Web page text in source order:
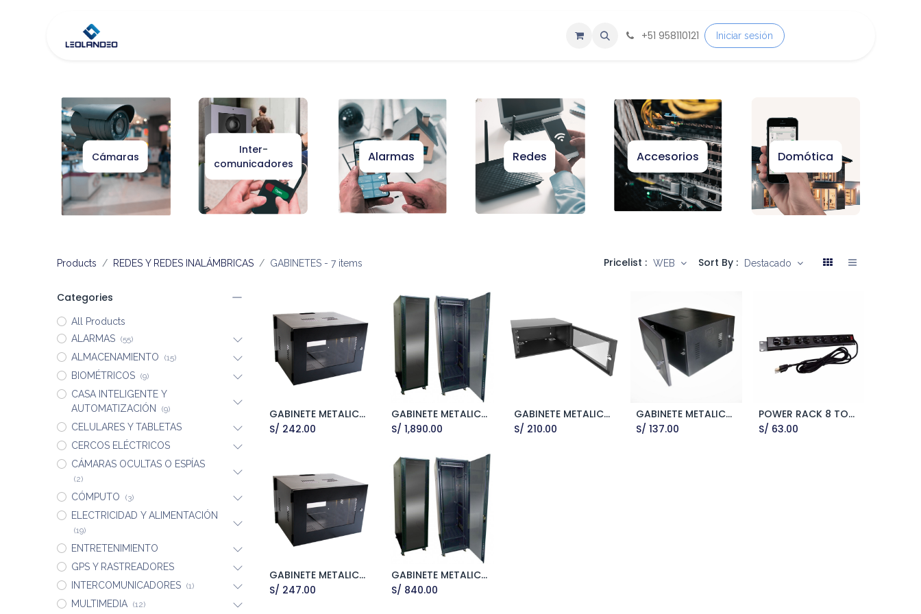
+51 958110121 Iniciar sesión
Cámaras
Inter-
comunicadores
Alarmas Redes Accesorios Domótica
Products REDES Y REDES INALÁMBRICAS GABINETES- 7 items Pricelist : WEB Sort By : Destacado
Categories
All Products
ALARMAS
(55)
ALMACENAMIENTO (15)
BIOMÉTRICOS (9)
CASA INTELIGENTE Y
AUTOMATIZACIÓN
(9)
CELULARES Y TABLETAS
CERCOS ELÉCTRICOS
CÁMARAS OCULTAS O ESPÍAS
(2)
CÓMPUTO (3)
ELECTRICIDAD Y ALIMENTACIÓN
(19)
ENTRETENIMIENTO
GPS Y RASTREADORES
INTERCOMUNICADORES
(1)
MULTIMEDIA (12)
Add to Cart
GABINETE METALICO PARA PARED 8RU
S/ 242.00
Add to Cart
GABINETE METALICO DE PISO 32RU
S/1,890.00
Add to Cart
GABINETE METALICO PARA PARED 6RU
S/ 210.00
Add to Cart
GABINETE METALICO PARA PARED 4RU
S/137.00
Add to Cart
POWER RACK 8 TOMAS
S/ 63.00
Add to Cart
GABINETE METALICO PARA PARED 10RU
S/ 247.00
Add to Cart
GABINETE METALICO DE PISO 24RU CON RUEDAS
S/ 840.00